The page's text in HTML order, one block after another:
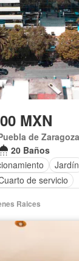
MXN
de Zaragoza
20 Baños
Jardín
de servicio
Circuito cerrado de
Cuarto de
Raices